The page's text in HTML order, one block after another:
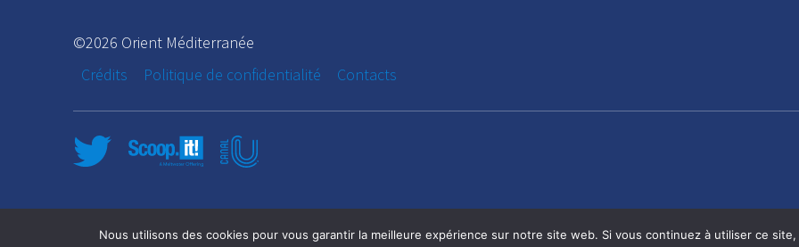
©2026 Orient Méditerranée
Crédits
Politique de confidentialité Contacts
Nous utilisons des cookies pour vous garantir la meilleure expérience sur notre site web. Si vous continuez à utiliser ce